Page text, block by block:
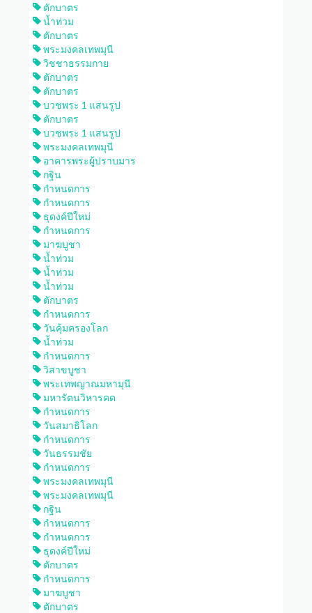
ตักบาตร
น้ำท่วม
ตักบาตร
พระมงคลเทพมุนี
วิชชาธรรมกาย
ตักบาตร
ตักบาตร
บวชพระ 1 แสนรูป
ตักบาตร
บวชพระ 1 แสนรูป
พระมงคลเทพมุนี
อาคารพระผู้ปราบมาร
กฐิน
กำหนดการ
กำหนดการ
ธุดงค์ปีใหม่
กำหนดการ
มาฆบูชา
น้ำท่วม
น้ำท่วม
น้ำท่วม
ตักบาตร
กำหนดการ
วันคุ้มครองโลก
น้ำท่วม
กำหนดการ
วิสาขบูชา
พระเทพญาณมหามุนี
มหารัตนวิหารคด
กำหนดการ
วันสมาธิโลก
กำหนดการ
วันธรรมชัย
กำหนดการ
พระมงคลเทพมุนี
พระมงคลเทพมุนี
กฐิน
กำหนดการ
กำหนดการ
ธุดงค์ปีใหม่
ตักบาตร
กำหนดการ
มาฆบูชา
ตักบาตร